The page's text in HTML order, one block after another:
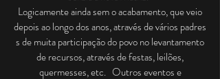
Logicamente ainda sem o acabamento, que veio
depois ao longo dos anos, através de vários padres
s de muita participação do povo no levantamento
de recursos, através de festas, leilões,
quermesses, etc. Outros eventos e